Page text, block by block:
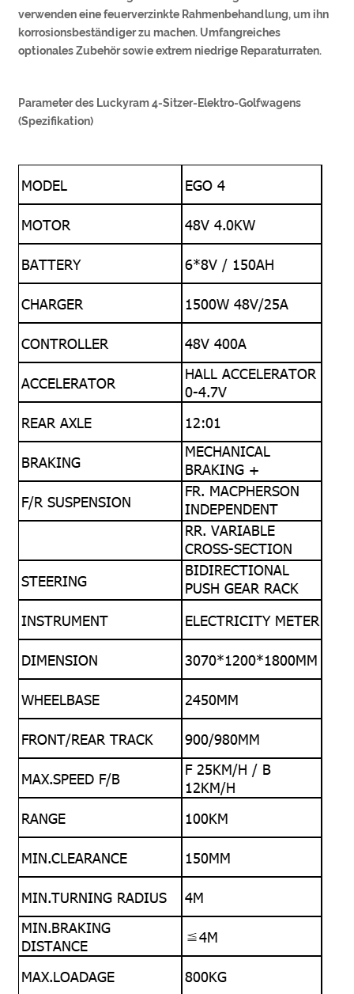
verwenden eine feuerverzinkte Rahmenbehandlung, um ihn
korrosionsbeständiger zu machen. Umfangreiches
optionales Zubehör sowie extrem niedrige Reparaturraten.
Parameter des Luckyram 4-Sitzer-Elektro-Golfwagens
(Spezifikation)